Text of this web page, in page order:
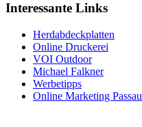
Interessante Links
Herdabdeckplatten
Online Druckerei
VOI Outdoor
Michael Falkner
Werbetipps
Online Marketing Passau